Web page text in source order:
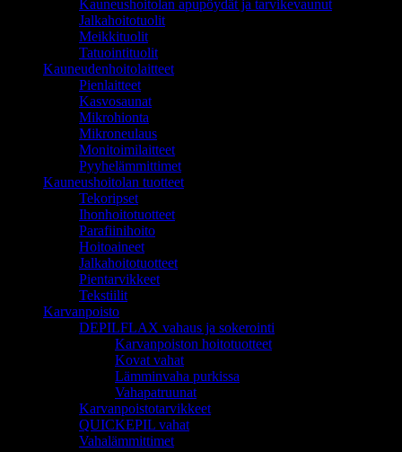
Kauneushoitolan apupöydät ja tarvikevaunut
Jalkahoitotuolit
Meikkituolit
Tatuointituolit
Kauneudenhoitolaitteet
Pienlaitteet
Kasvosaunat
Mikrohionta
Mikroneulaus
Monitoimilaitteet
Pyyhelämmittimet
Kauneushoitolan tuotteet
Tekoripset
Ihonhoitotuotteet
Parafiinihoito
Hoitoaineet
Jalkahoitotuotteet
Pientarvikkeet
Tekstiilit
Karvanpoisto
DEPILFLAX vahaus ja sokerointi
Karvanpoiston hoitotuotteet
Kovat vahat
Lämminvaha purkissa
Vahapatruunat
Karvanpoistotarvikkeet
QUICKEPIL vahat
Vahalämmittimet